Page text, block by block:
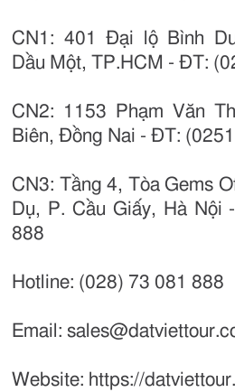
CN1: 401 Đại lộ Bình
Dầu Một, TP.HCM - ĐT:
CN2: 1153 Phạm Văn
Biên, Đồng Nai - ĐT:
CN3: Tầng 4, Tòa Gems
Dụ, P. Cầu Giấy, Hà Nội
888
Hotline: (028) 73 081 888
Email:
Website: https://